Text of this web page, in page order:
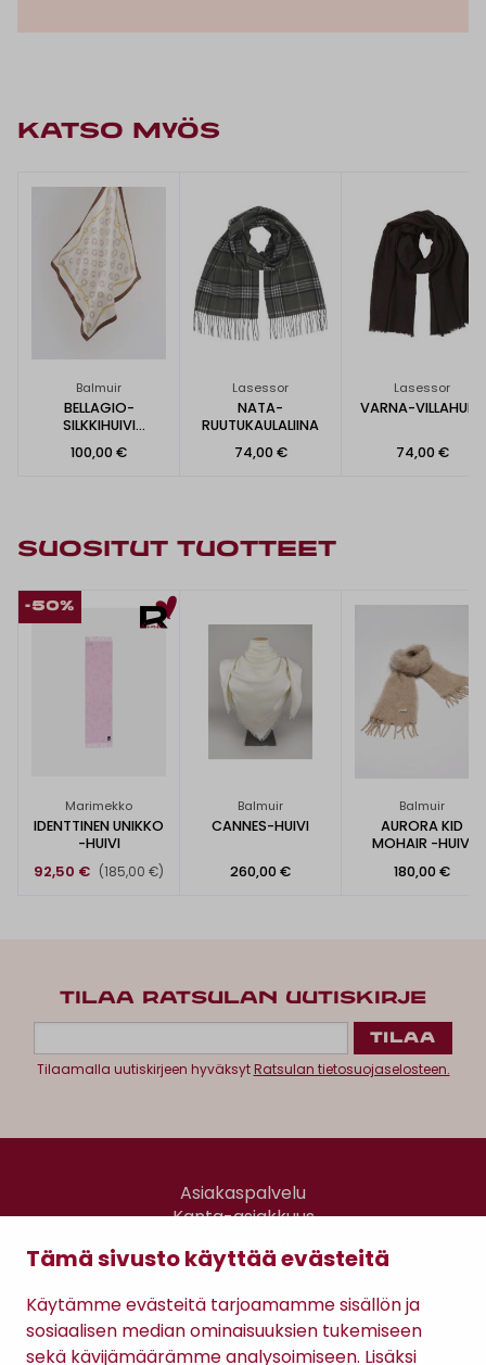
Tämä sivusto käyttää evästeitä
Käytämme evästeitä tarjoamamme sisällön ja
sosiaalisen median ominaisuuksien tukemiseen
sekä kävijämäärämme analysoimiseen. Lisäksi
KATSO MYÖS
Balmuir
BELLAGIO-
SILKKIHUIVI
100,00 €
Lasessor
NATA-
RUUTUKAULALIINA
74,00 €
Lasessor
VARNA-VILLAHUIVI
74,00 €
SUOSITUT TUOTTEET
-50%
Marimekko
IDENTTINEN UNIKKO
-HUIVI
92,50 € (185,00 €)
Balmuir
CANNES-HUIVI
260,00 €
Balmuir
AURORA KID
MOHAIR -HUIVI
180,00 €
TILAA RATSULAN UUTISKIRJE
Tilaamalla uutiskirjeen hyväksytRatsulan tietosuojaselosteen.
Asiakaspalvelu
Kanta-asiakkuus
Gomee Ratsula Café
Sopimusehdot
Tietosuojaseloste
Maksutavat